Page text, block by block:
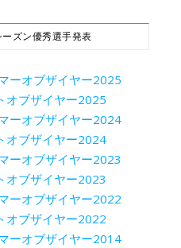
ーズン優秀選手発表
ーオブザイヤー2025
オブザイヤー2025
ーオブザイヤー2024
オブザイヤー2024
ーオブザイヤー2023
オブザイヤー2023
ーオブザイヤー2022
オブザイヤー2022
ーオブザイヤー2014